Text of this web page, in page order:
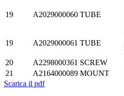
19 A2029000060 TUBE
19 A2029000061 TUBE
20 A2298000361 SCREW
21
A2164000089 MOUNT
Scarica il pdf